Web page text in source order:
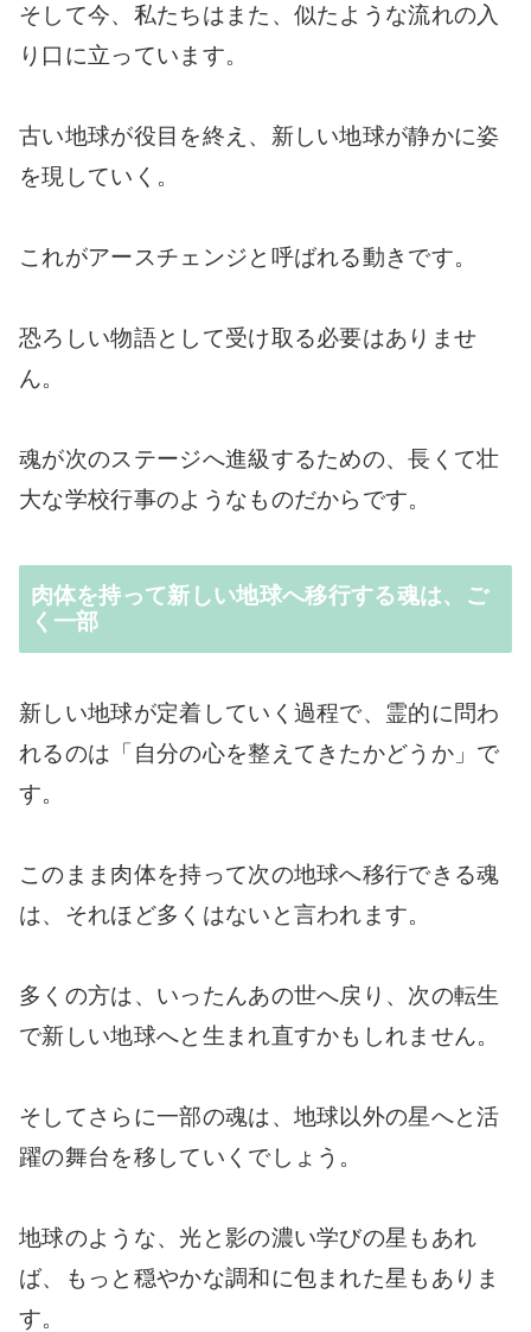
そして今、私たちはまた、似たような流れの入
り口に立っています。
古い地球が役目を終え、新しい地球が静かに姿
を現していく。
これがアースチェンジと呼ばれる動きです。
恐ろしい物語として受け取る必要はありませ
ん。
魂が次のステージへ進級するための、長くて壮
大な学校行事のようなものだからです。
肉体を持って新しい地球へ移行する魂は、ご
く一部
新しい地球が定着していく過程で、霊的に問わ
れるのは「自分の心を整えてきたかどうか」で
す。
このまま肉体を持って次の地球へ移行できる魂
は、それほど多くはないと言われます。
多くの方は、いったんあの世へ戻り、次の転生
で新しい地球へと生まれ直すかもしれません。
そしてさらに一部の魂は、地球以外の星へと活
躍の舞台を移していくでしょう。
地球のような、光と影の濃い学びの星もあれ
ば、もっと穏やかな調和に包まれた星もありま
す。